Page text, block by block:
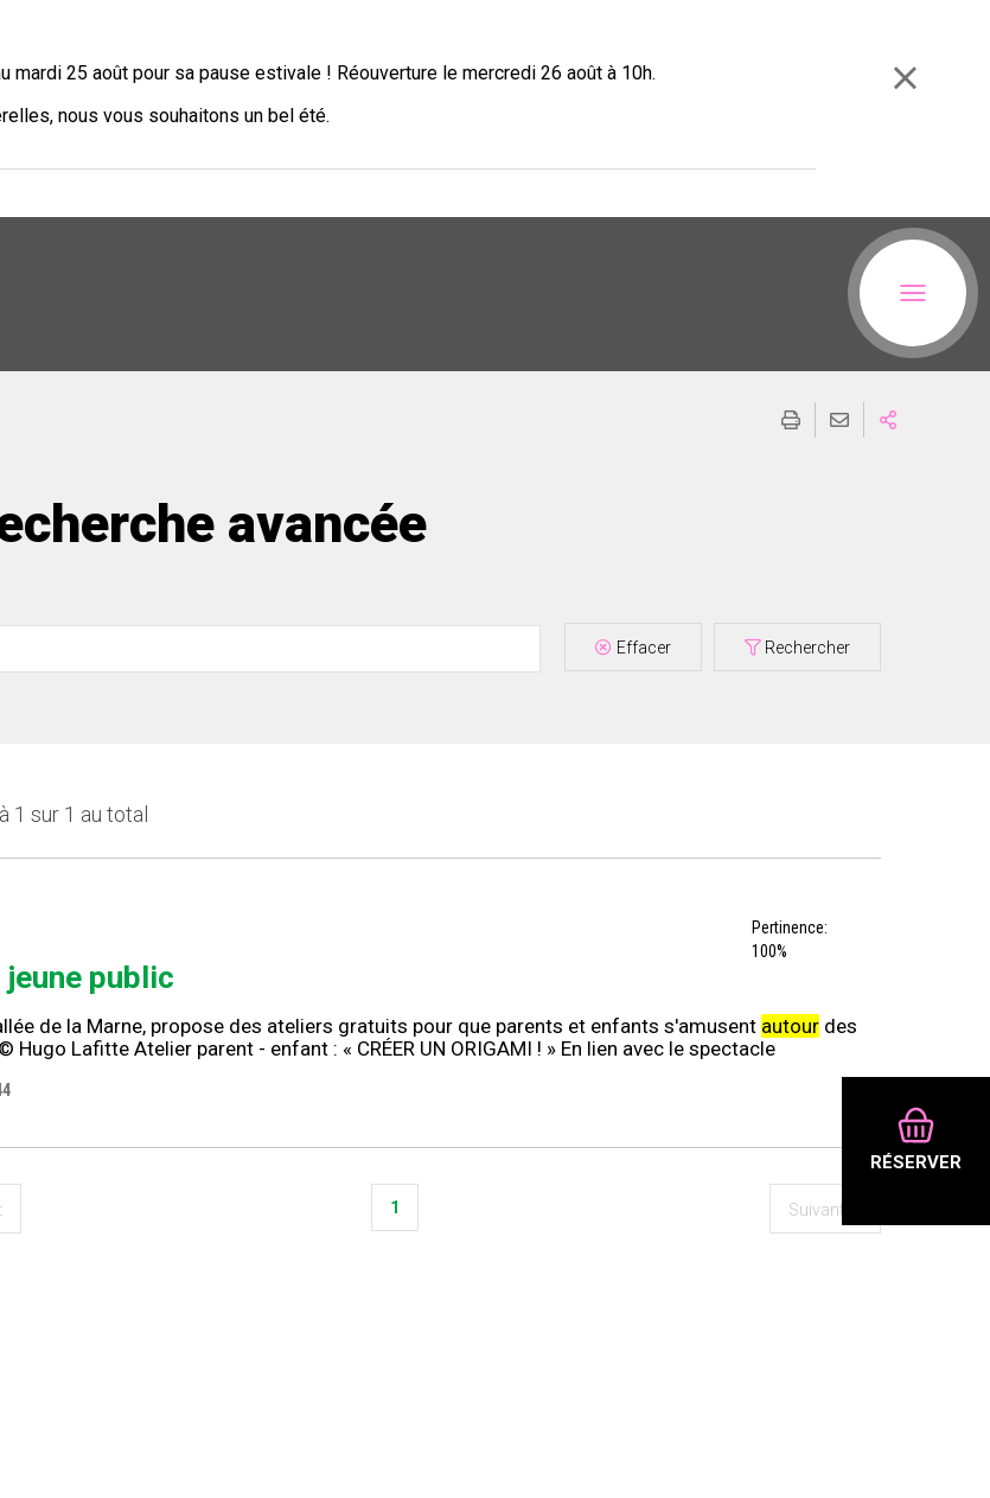
25 août pour sa pause estivale ! Réouverture le mercredi 26 août à 10h.
nous vous souhaitons un bel été.
RÉSERVER
avancée
Effacer Rechercher
1 sur 1 au total
Pertinence:
100%
public
de la Marne, propose des ateliers gratuits pour que parents et enfants s'amusent autourdes
Hugo Lafitte Atelier parent - enfant : « CRÉER UN ORIGAMI ! » En lien avec le spectacle
1 Suivant